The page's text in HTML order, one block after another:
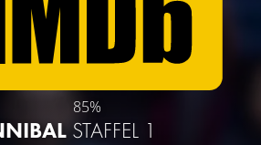
85%
STAFFEL 1